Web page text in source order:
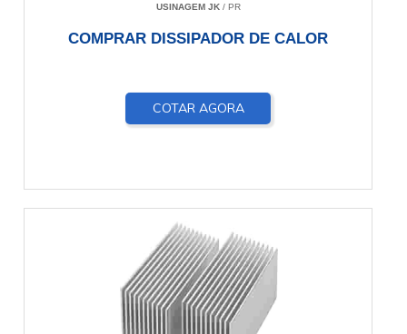
USINAGEM JK/ PR
COMPRAR DISSIPADOR DE CALOR
COTAR AGORA